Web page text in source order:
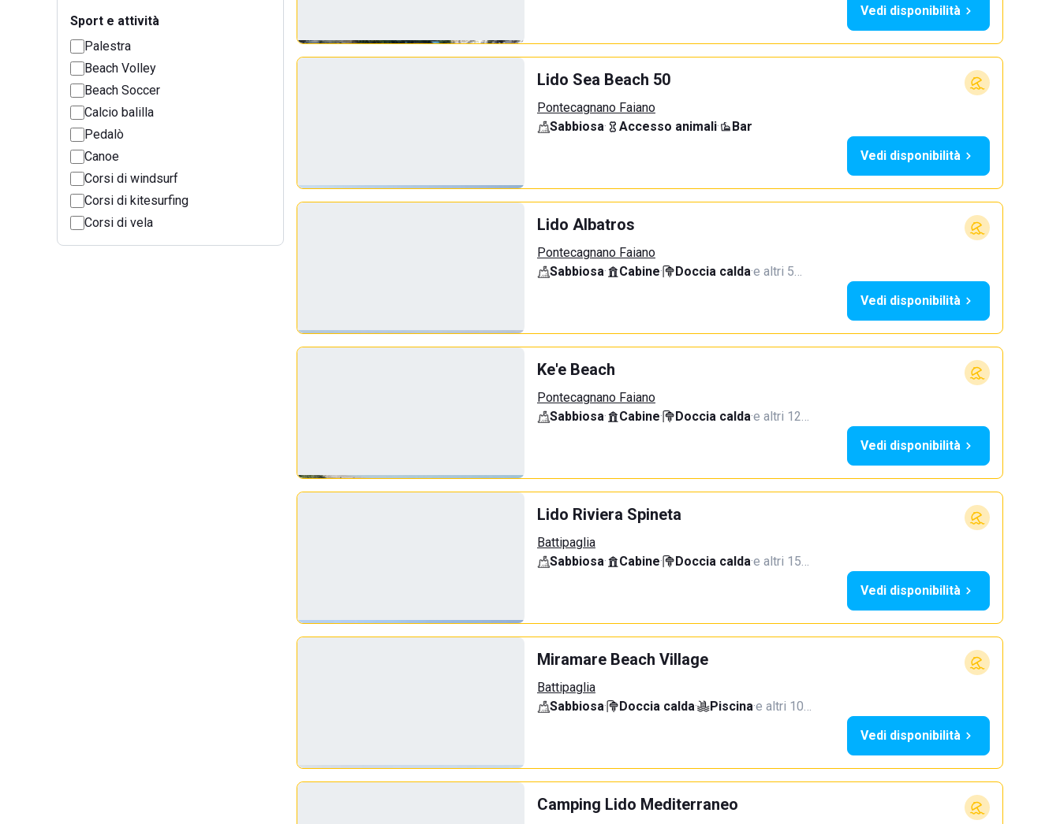
Sport e attività
Palestra
Beach Volley
Beach Soccer
Calcio balilla
Pedalò
Canoe
Corsi di windsurf
Corsi di kitesurfing
Corsi di vela
Vedi disponibilità
Lido Sea Beach 50
Pontecagnano Faiano
Sabbiosa· Accesso animali·
Bar
Vedi disponibilità
Lido Albatros
Pontecagnano Faiano
Sabbiosa· Cabine· Doccia calda·e altri 5…
Vedi disponibilità
Ke'e Beach
Pontecagnano Faiano
Sabbiosa· Cabine· Doccia calda·e altri 12…
Vedi disponibilità
Lido Riviera Spineta
Battipaglia
Sabbiosa· Cabine· Doccia calda·e altri 15…
Vedi disponibilità
Miramare Beach Village
Battipaglia
Sabbiosa· Doccia calda· Piscina·e altri 10…
Vedi disponibilità
Camping Lido Mediterraneo